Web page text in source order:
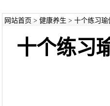
网站首页 > 健康养生 > 十个练习
十个练习